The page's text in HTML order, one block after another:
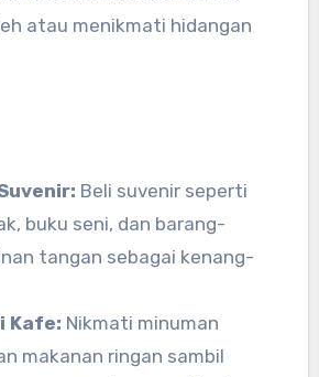
atau menikmati hidangan
Beli suvenir seperti
buku seni, dan barang-
tangan sebagai kenang-
Kafe: Nikmati minuman
makanan ringan sambil